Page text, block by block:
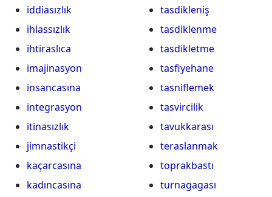
iddiasızlık
ihlassızlık
ihtiraslıca
imajinasyon
insancasına
integrasyon
itinasızlık
jimnastikçi
kaçarcasına
kadıncasına
tasdikleniş
tasdiklenme
tasdikletme
tasfiyehane
tasniflemek
tasvircilik
tavukkarası
teraslanmak
toprakbastı
turnagagası